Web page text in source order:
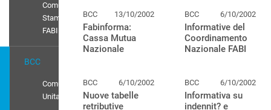
Comunicati
Stampa
FABI
BCC
Comunicato
Unitario
BCC 13/10/2002
Fabinforma:
Cassa Mutua
Nazionale
BCC 6/10/2002
Informative del
Coordinamento
Nazionale FABI
BCC 6/10/2002
Nuove tabelle
retributive
BCC 6/10/2002
Informativa su
indennit? e